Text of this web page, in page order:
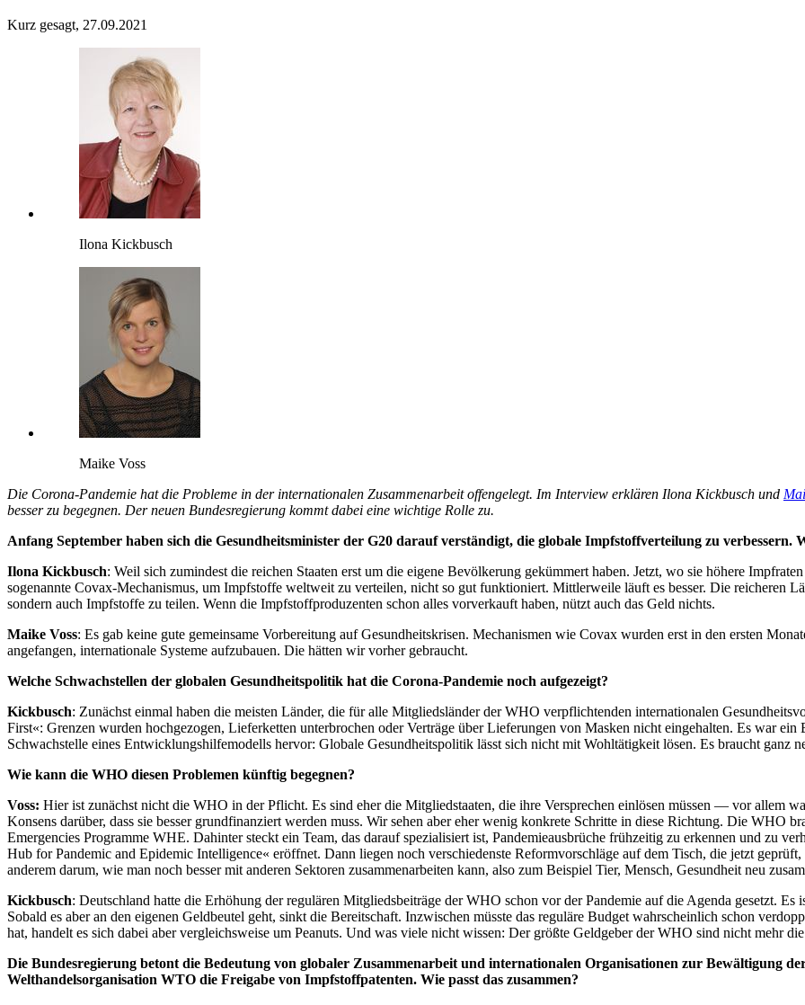
Kurz gesagt, 27.09.2021
Ilona Kickbusch
Maike Voss
Die Corona-Pandemie hat die Probleme in der internationalen Zusammenarbeit offengelegt. Im Interview erklären Ilona Kickbusch und
besser zu begegnen. Der neuen Bundesregierung kommt dabei eine wichtige Rolle zu.
Anfang September haben sich die Gesundheitsminister der G20 darauf verständigt, die globale Impfstoffverteilung zu verbessern.
Ilona Kickbusch: Weil sich zumindest die reichen Staaten erst um die eigene Bevölkerung gekümmert haben. Jetzt, wo sie höhere
sogenannte Covax-Mechanismus, um Impfstoffe weltweit zu verteilen, nicht so gut funktioniert. Mittlerweile läuft es besser. Die reicheren
sondern auch Impfstoffe zu teilen. Wenn die Impfstoffproduzenten schon alles vorverkauft haben, nützt auch das Geld nichts.
Maike Voss: Es gab keine gute gemeinsame Vorbereitung auf Gesundheitskrisen. Mechanismen wie Covax wurden erst in den ersten
angefangen, internationale Systeme aufzubauen. Die hätten wir vorher gebraucht.
Welche Schwachstellen der globalen Gesundheitspolitik hat die Corona-Pandemie noch aufgezeigt?
Kickbusch: Zunächst einmal haben die meisten Länder, die für alle Mitgliedsländer der WHO verpflichtenden internationalen
First«: Grenzen wurden hochgezogen, Lieferketten unterbrochen oder Verträge über Lieferungen von Masken nicht eingehalten. Es war
Schwachstelle eines Entwicklungshilfemodells hervor: Globale Gesundheitspolitik lässt sich nicht mit Wohltätigkeit lösen. Es braucht ganz
Wie kann die WHO diesen Problemen künftig begegnen?
Voss: Hier ist zunächst nicht die WHO in der Pflicht. Es sind eher die Mitgliedstaaten, die ihre Versprechen einlösen müssen — vor allem
Konsens darüber, dass sie besser grundfinanziert werden muss. Wir sehen aber eher wenig konkrete Schritte in diese Richtung. Die WHO
Emergencies Programme WHE. Dahinter steckt ein Team, das darauf spezialisiert ist, Pandemieausbrüche frühzeitig zu erkennen und zu
Hub for Pandemic and Epidemic Intelligence« eröffnet. Dann liegen noch verschiedenste Reformvorschläge auf dem Tisch, die jetzt
anderem darum, wie man noch besser mit anderen Sektoren zusammenarbeiten kann, also zum Beispiel Tier, Mensch, Gesundheit neu
Kickbusch: Deutschland hatte die Erhöhung der regulären Mitgliedsbeiträge der WHO schon vor der Pandemie auf die Agenda gesetzt.
Sobald es aber an den eigenen Geldbeutel geht, sinkt die Bereitschaft. Inzwischen müsste das reguläre Budget wahrscheinlich schon
hat, handelt es sich dabei aber vergleichsweise um Peanuts. Und was viele nicht wissen: Der größte Geldgeber der WHO sind nicht mehr
Die Bundesregierung betont die Bedeutung von globaler Zusammenarbeit und internationalen Organisationen zur Bewältigung
Welthandelsorganisation WTO die Freigabe von Impfstoffpatenten. Wie passt das zusammen?